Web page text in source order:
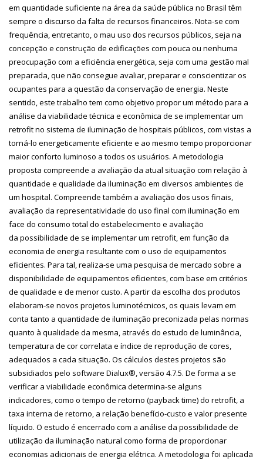
em quantidade suficiente na área da saúde pública no Brasil têm
sempre o discurso da falta de recursos financeiros. Nota-se com
frequência, entretanto, o mau uso dos recursos públicos, seja na
concepção e construção de edificações com pouca ou nenhuma
preocupação com a eficiência energética, seja com uma gestão mal
preparada, que não consegue avaliar, preparar e conscientizar os
ocupantes para a questão da conservação de energia. Neste
sentido, este trabalho tem como objetivo propor um método para a
análise da viabilidade técnica e econômica de se implementar um
retrofit no sistema de iluminação de hospitais públicos, com vistas a
torná-lo energeticamente eficiente e ao mesmo tempo proporcionar
maior conforto luminoso a todos os usuários. A metodologia
proposta compreende a avaliação da atual situação com relação à
quantidade e qualidade da iluminação em diversos ambientes de
um hospital. Compreende também a avaliação dos usos finais,
avaliação da representatividade do uso final com iluminação em
face do consumo total do estabelecimento e avaliação
da possibilidade de se implementar um retrofit, em função da
economia de energia resultante com o uso de equipamentos
eficientes. Para tal, realiza-se uma pesquisa de mercado sobre a
disponibilidade de equipamentos eficientes, com base em critérios
de qualidade e de menor custo. A partir da escolha dos produtos
elaboram-se novos projetos luminotécnicos, os quais levam em
conta tanto a quantidade de iluminação preconizada pelas normas
quanto à qualidade da mesma, através do estudo de luminância,
temperatura de cor correlata e índice de reprodução de cores,
adequados a cada situação. Os cálculos destes projetos são
subsidiados pelo software Dialux®, versão 4.7.5. De forma a se
verificar a viabilidade econômica determina-se alguns
indicadores, como o tempo de retorno (payback time) do retrofit, a
taxa interna de retorno, a relação benefício-custo e valor presente
líquido. O estudo é encerrado com a análise da possibilidade de
utilização da iluminação natural como forma de proporcionar
economias adicionais de energia elétrica. A metodologia foi aplicada